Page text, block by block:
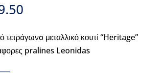
τετράγωνo μεταλλικό κουτί “Heritage”
pralines Leonidas